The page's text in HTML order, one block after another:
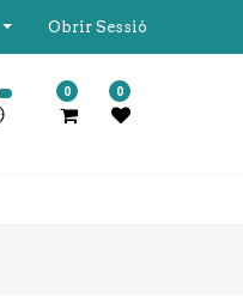
Obrir Sessió
0 0